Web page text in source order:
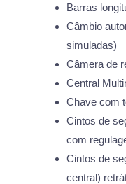
Barras
Câmbio
simuladas)
Câmera de
Central
Chave com
Cintos de
com
Cintos de
central)